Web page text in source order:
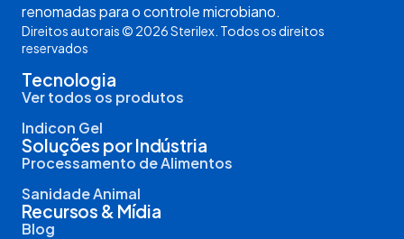
renomadas para o controle microbiano.
Direitos autorais © 2026 Sterilex. Todos os direitos
reservados
Tecnologia
Ver todos os produtos
Indicon Gel
Soluções por Indústria
Processamento de Alimentos
Sanidade Animal
Recursos & Mídia
Blog